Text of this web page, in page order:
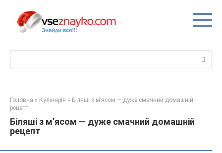
вмісту
Головна » Кулінарія » Біляші з м’ясом — дуже смачний домашній
рецепт
Біляші з м’ясом — дуже смачний домашній
рецепт